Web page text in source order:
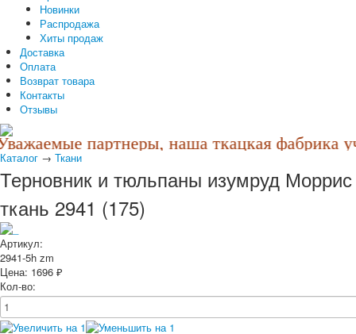
Новинки
Распродажа
Хиты продаж
Доставка
Оплата
Возврат товара
Контакты
Отзывы
партнеры, наша ткацкая фабрика
Каталог → Ткани
Терновник и тюльпаны изумруд Моррис
ткань 2941 (175)
Артикул:
2941-5h zm
Цена: 1696 ₽
Кол-во: